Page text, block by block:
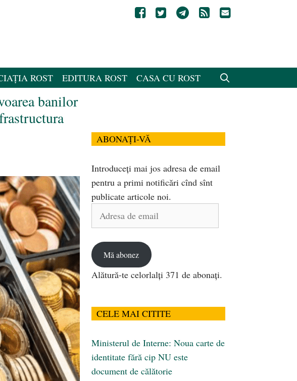
ROST EDITURA ROST CASA CU ROST
banilor
ABONAȚI-VĂ
Introduceți mai jos adresa de email
pentru a primi notificări cînd sînt
publicate articole noi.
Adresa
Mă abonez
Alătură-te celorlalți 371 de abonați.
CELE MAI CITITE
Ministerul de Interne: Noua carte de
identitate fără cip NU este
document de călătorie